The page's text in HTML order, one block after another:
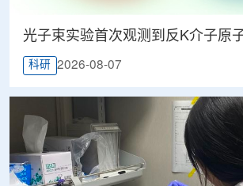
光子束实验首次观测到反K介子原
科研 2026-08-07